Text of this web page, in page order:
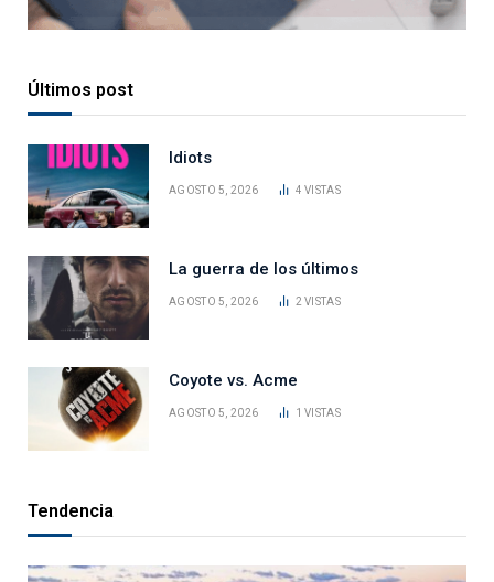
Últimos post
Idiots
AGOSTO 5, 2026 4VISTAS
La guerra de los últimos
AGOSTO 5, 2026 2VISTAS
Coyote vs. Acme
AGOSTO 5, 2026 1VISTAS
Tendencia